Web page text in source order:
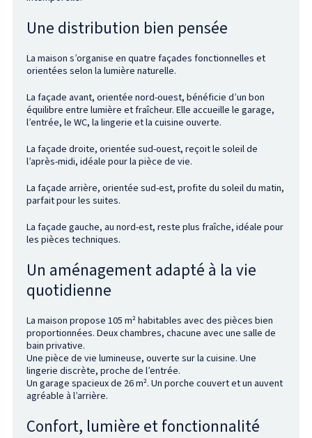
Une distribution bien pensée
La maison s’organise en quatre façades fonctionnelles et
orientées selon la lumière naturelle.
La façade avant, orientée nord-ouest, bénéficie d’un bon
équilibre entre lumière et fraîcheur. Elle accueille le garage,
l’entrée, le WC, la lingerie et la cuisine ouverte.
La façade droite, orientée sud-ouest, reçoit le soleil de
l’après-midi, idéale pour la pièce de vie.
La façade arrière, orientée sud-est, profite du soleil du matin,
parfait pour les suites.
La façade gauche, au nord-est, reste plus fraîche, idéale pour
les pièces techniques.
Un aménagement adapté à la vie
quotidienne
La maison propose 105 m² habitables avec des pièces bien
proportionnées. Deux chambres, chacune avec une salle de
bain privative.
Une pièce de vie lumineuse, ouverte sur la cuisine. Une
lingerie discrète, proche de l’entrée.
Un garage spacieux de 26 m². Un porche couvert et un auvent
agréable à l’arrière.
Confort, lumière et fonctionnalité